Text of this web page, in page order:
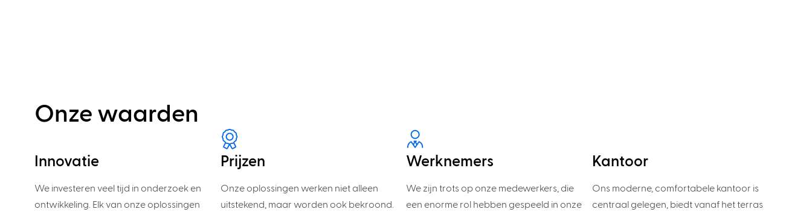
Onze waarden
Innovatie
We investeren veel tijd in onderzoek en
ontwikkeling. Elk van onze oplossingen
Prijzen
Onze oplossingen werken niet alleen
uitstekend, maar worden ook bekroond.
Werknemers
We zijn trots op onze medewerkers, die
een enorme rol hebben gespeeld in onze
Kantoor
Ons moderne, comfortabele kantoor is
centraal gelegen, biedt vanaf het terras